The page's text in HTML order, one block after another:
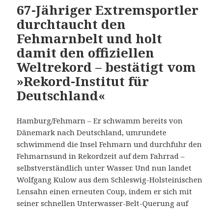
67-Jähriger Extremsportler
durchtaucht den
Fehmarnbelt und holt
damit den offiziellen
Weltrekord – bestätigt vom
»Rekord-Institut für
Deutschland«
Hamburg/Fehmarn – Er schwamm bereits von
Dänemark nach Deutschland, umrundete
schwimmend die Insel Fehmarn und durchfuhr den
Fehmarnsund in Rekordzeit auf dem Fahrrad –
selbstverständlich unter Wasser. Und nun landet
Wolfgang Kulow aus dem Schleswig-Holsteinischen
Lensahn einen erneuten Coup, indem er sich mit
seiner schnellen Unterwasser-Belt-Querung auf